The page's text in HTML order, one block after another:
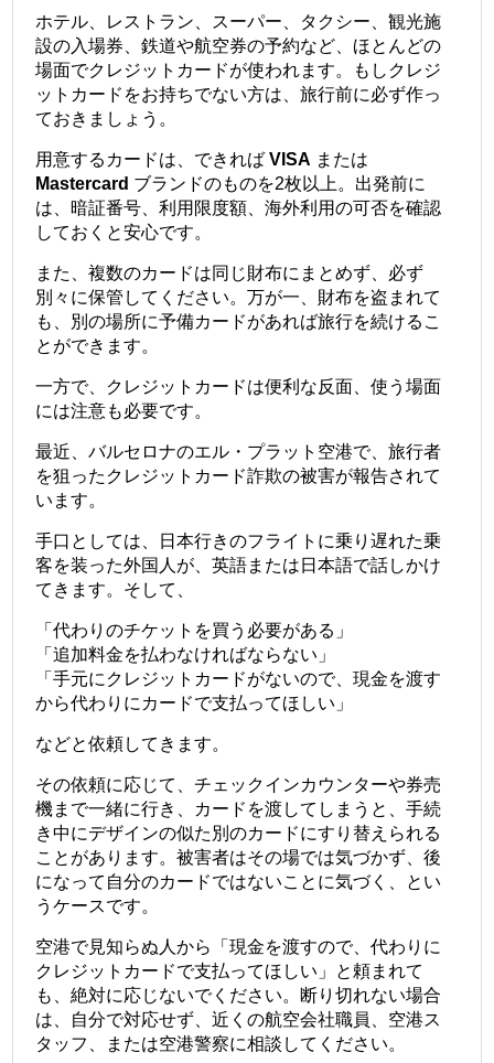
ホテル、レストラン、スーパー、タクシー、観光施
設の入場券、鉄道や航空券の予約など、ほとんどの
場面でクレジットカードが使われます。もしクレジ
ットカードをお持ちでない方は、旅行前に必ず作っ
ておきましょう。
用意するカードは、できればVISA または
Mastercard ブランドのものを2枚以上。出発前に
は、暗証番号、利用限度額、海外利用の可否を確認
しておくと安心です。
また、複数のカードは同じ財布にまとめず、必ず
別々に保管してください。万が一、財布を盗まれて
も、別の場所に予備カードがあれば旅行を続けるこ
とができます。
一方で、クレジットカードは便利な反面、使う場面
には注意も必要です。
最近、バルセロナのエル・プラット空港で、旅行者
を狙ったクレジットカード詐欺の被害が報告されて
います。
手口としては、日本行きのフライトに乗り遅れた乗
客を装った外国人が、英語または日本語で話しかけ
てきます。そして、
「代わりのチケットを買う必要がある」
「追加料金を払わなければならない」
「手元にクレジットカードがないので、現金を渡す
から代わりにカードで支払ってほしい」
などと依頼してきます。
その依頼に応じて、チェックインカウンターや券売
機まで一緒に行き、カードを渡してしまうと、手続
き中にデザインの似た別のカードにすり替えられる
ことがあります。被害者はその場では気づかず、後
になって自分のカードではないことに気づく、とい
うケースです。
空港で見知らぬ人から「現金を渡すので、代わりに
クレジットカードで支払ってほしい」と頼まれて
も、絶対に応じないでください。断り切れない場合
は、自分で対応せず、近くの航空会社職員、空港ス
タッフ、または空港警察に相談してください。